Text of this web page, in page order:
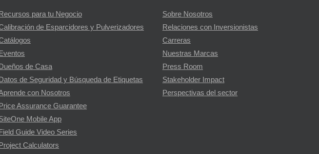
Recursos para tu Negocio
de Esparcidores y Pulverizadores
Eventos
Dueños de Casa
Datos de Seguridad y Búsqueda de Etiquetas
con Nosotros
Price Assurance Guarantee
Mobile App
Field Guide Video Series
Project Calculators
Sobre Nosotros
Relaciones con Inversionistas
Carreras
Nuestras Marcas
Press Room
Stakeholder Impact
Perspectivas del sector